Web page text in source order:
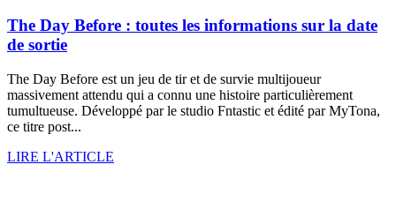
The Day Before : toutes les informations sur la date
de sortie
The Day Before est un jeu de tir et de survie multijoueur
massivement attendu qui a connu une histoire particulièrement
tumultueuse. Développé par le studio Fntastic et édité par MyTona,
ce titre post...
LIRE L'ARTICLE